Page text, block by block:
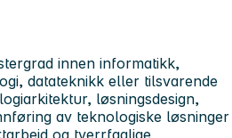
innen informatikk,
datateknikk eller tilsvarende
løsningsdesign,
av teknologiske løsninger
og tverrfaglige